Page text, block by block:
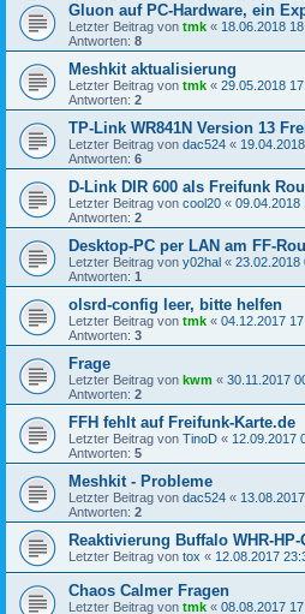
Gluon auf PC-Hardware, ein
Letzter Beitrag von tmk « 18.06.2018
Antworten: 8
Meshkit aktualisierung
Letzter Beitrag von tmk « 29.05.2018
Antworten: 2
TP-Link WR841N Version 13
Letzter Beitrag von dac524 «
Antworten: 6
D-Link DIR 600 als Freifunk
Letzter Beitrag von cool20 « 09.04.2018
Antworten: 2
Desktop-PC per LAN am FF-
Letzter Beitrag von y02hal « 23.02.2018
Antworten: 1
olsrd-config leer, bitte helfen
Letzter Beitrag von tmk « 04.12.2017
Antworten: 3
Frage
Letzter Beitrag von kwm « 30.11.2017
Antworten: 2
FFH fehlt auf Freifunk-Karte.de
Letzter Beitrag von TinoD « 12.09.2017
Antworten: 5
Meshkit - Probleme
Letzter Beitrag von dac524 «
Antworten: 2
Reaktivierung Buffalo WHR-HP-
Letzter Beitrag von tox « 12.08.2017
Chaos Calmer Fragen
Letzter Beitrag von tmk « 08.08.2017